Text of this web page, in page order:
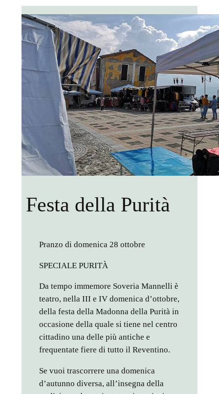
Festa della Purità
Pranzo di domenica 28 ottobre
SPECIALE PURITÀ
Da tempo immemore Soveria Mannelli è
teatro, nella III e IV domenica d’ottobre,
della festa della Madonna della Purità in
occasione della quale si tiene nel centro
cittadino una delle più antiche e
frequentate fiere di tutto il Reventino.
Se vuoi trascorrere una domenica
d’autunno diversa, all’insegna della